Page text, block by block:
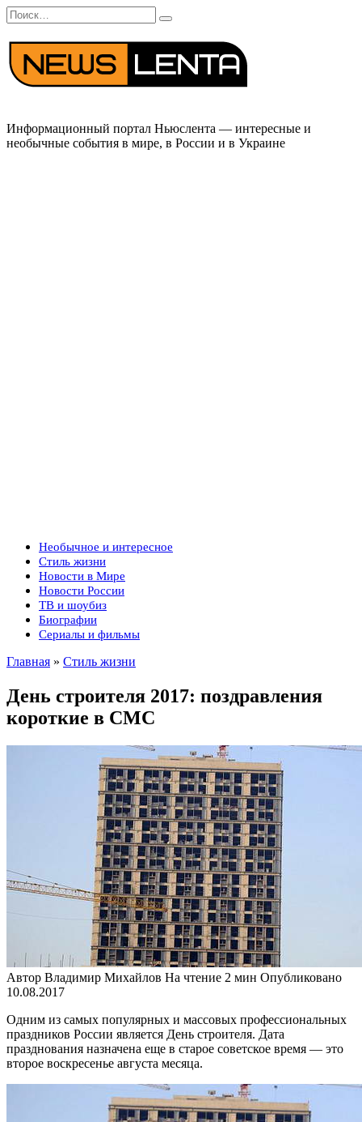
Перейти
к
содержанию
Search
for:
Информационный портал Ньюслента — интересные и
необычные события в мире, в России и в Украине
Необычное и интересное
Стиль жизни
Новости в Мире
Новости России
ТВ и шоубиз
Биографии
Сериалы и фильмы
Главная » Стиль жизни
День строителя 2017: поздравления
короткие в СМС
Автор Владимир Михайлов На чтение 2 мин Опубликовано
10.08.2017
Одним из самых популярных и массовых профессиональных
праздников России является День строителя. Дата
празднования назначена еще в старое советское время — это
второе воскресенье августа месяца.